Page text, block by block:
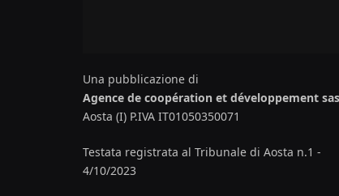
Una pubblicazione di
Agence de coopération et développement sas
Aosta (I) P.IVA IT01050350071
Testata registrata al Tribunale di Aosta n.1 -
4/10/2023